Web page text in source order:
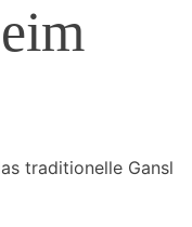
traditionelle Gansl